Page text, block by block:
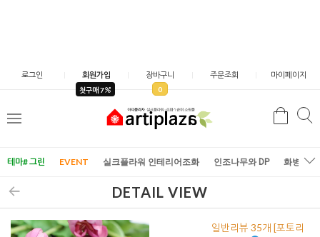
로그인 회원가입
첫구매 7
장바구니
0
주문조회 마이페이지
메
검
테마# 그린 EVENT 실크플라워 인테리어조화 인조나무와 DP 화병/화
DETAIL VIEW
일반리뷰 35개 [포토리